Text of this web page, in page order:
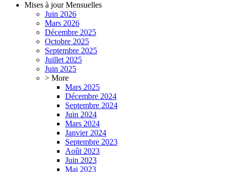
Mises à jour Mensuelles
Juin 2026
Mars 2026
Décembre 2025
Octobre 2025
Septembre 2025
Juillet 2025
Juin 2025
> More
Mars 2025
Décembre 2024
Septembre 2024
Juin 2024
Mars 2024
Janvier 2024
Septembre 2023
Août 2023
Juin 2023
Mai 2023